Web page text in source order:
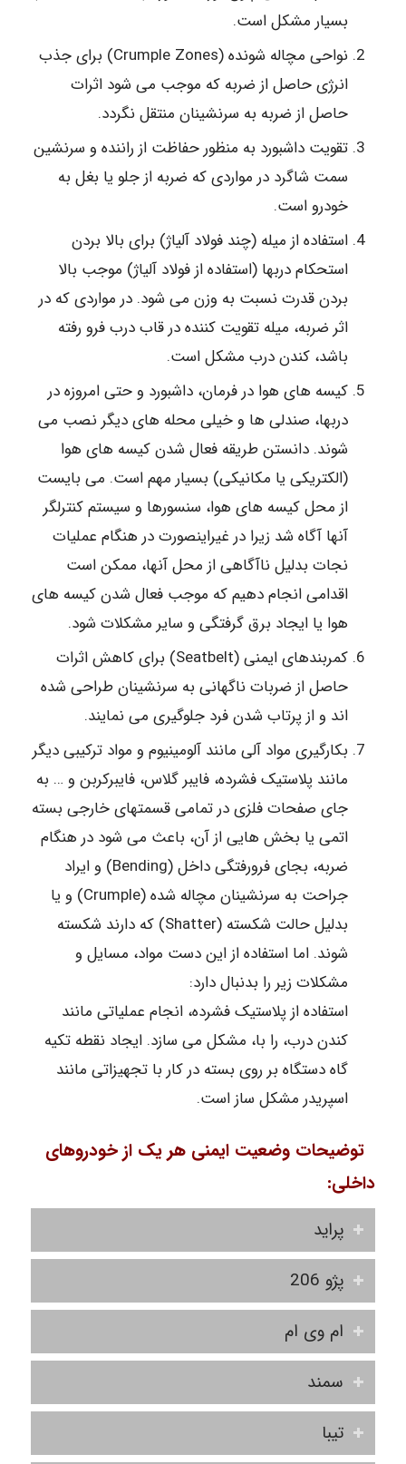
بسیار مشکل است.
نواحی مچاله شونده (Crumple Zones) برای جذب
انرژی حاصل از ضربه که موجب می شود اثرات
حاصل از ضربه به سرنشینان منتقل نگردد.
تقویت داشبورد به منظور حفاظت از راننده و سرنشین
سمت شاگرد در مواردی که ضربه از جلو یا بغل به
خودرو است.
استفاده از میله (چند فولاد آلیاژ) برای بالا بردن
استحکام دربها (استفاده از فولاد آلیاژ) موجب بالا
بردن قدرت نسبت به وزن می شود. در مواردی که در
اثر ضربه، میله تقویت کننده در قاب درب فرو رفته
باشد، کندن درب مشکل است.
کیسه های هوا در فرمان، داشبورد و حتی امروزه در
دربها، صندلی ها و خیلی محله های دیگر نصب می
شوند. دانستن طریقه فعال شدن کیسه های هوا
(الکتریکی یا مکانیکی) بسیار مهم است. می بایست
از محل کیسه های هوا، سنسورها و سیستم کنترلگر
آنها آگاه شد زیرا در غیراینصورت در هنگام عملیات
نجات بدلیل ناآگاهی از محل آنها، ممکن است
اقدامی انجام دهیم که موجب فعال شدن کیسه های
هوا یا ایجاد برق گرفتگی و سایر مشکلات شود.
کمربندهای ایمنی (Seatbelt) برای کاهش اثرات
حاصل از ضربات ناگهانی به سرنشینان طراحی شده
اند و از پرتاب شدن فرد جلوگیری می نمایند.
بکارگیری مواد آلی مانند آلومینیوم و مواد ترکیبی دیگر
مانند پلاستیک فشرده، فایبر گلاس، فایبرکربن و … به
جای صفحات فلزی در تمامی قسمتهای خارجی بسته
اتمی یا بخش هایی از آن، باعث می شود در هنگام
ضربه، بجای فرورفتگی داخل (Bending) و ایراد
جراحت به سرنشینان مچاله شده (Crumple) و یا
بدلیل حالت شکسته (Shatter) که دارند شکسته
شوند. اما استفاده از این دست مواد، مسایل و
مشکلات زیر را بدنبال دارد:
استفاده از پلاستیک فشرده، انجام عملیاتی مانند
کندن درب، را با، مشکل می سازد. ایجاد نقطه تکیه
گاه دستگاه بر روی بسته در کار با تجهیزاتی مانند
اسپریدر مشکل ساز است.
توضیحات وضعیت ایمنی هر یک از خودروهای
داخلی:
پراید
پژو 206
ام وی ام
سمند
تیبا